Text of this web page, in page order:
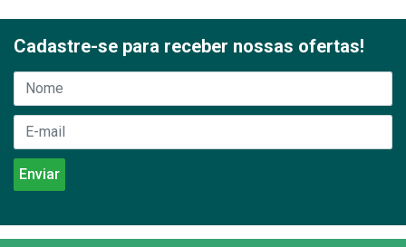
Cadastre-se para receber nossas ofertas!